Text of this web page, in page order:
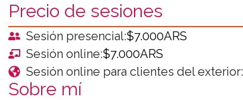
Precio de sesiones
Sesión presencial:$7.000ARS
Sesión online:$7.000ARS
Sesión online para clientes del exterior:
Sobre mí